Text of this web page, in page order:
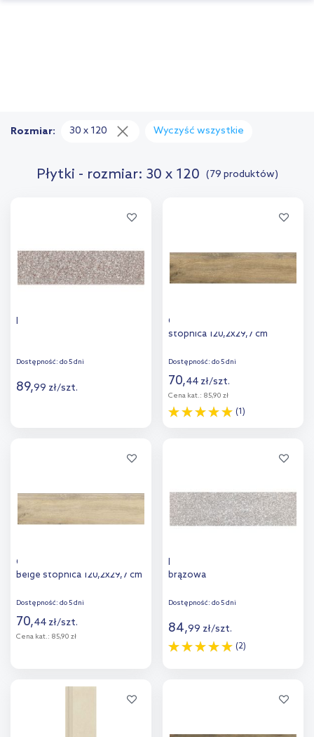
Płytki - rozmiar: 30 x 120 (79 produktów)
Rozmiar: 30 x 120 Wyczyść wszystkie
Iryda stopnica 33x120 cm
Dostępność: do 5 dni
89,99 zł/szt.
Cerrad Guardian Wood Beige
stopnica 120,2x29,7 cm
Dostępność: do 5 dni
70,44 zł/szt.
Cena kat.: 85,90 zł
(1)
Cerrad Guardian Wood Light
Beige stopnica 120,2x29,7 cm
Dostępność: do 5 dni
70,44 zł/szt.
Cena kat.: 85,90 zł
Iryda stopnica 120x33 cm
brązowa
Dostępność: do 5 dni
84,99 zł/szt.
(2)